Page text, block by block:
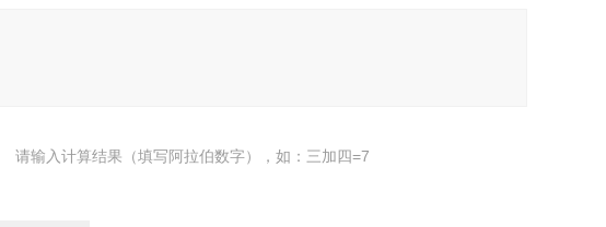
请输入计算结果（填写阿拉伯数字），如：三加四=7